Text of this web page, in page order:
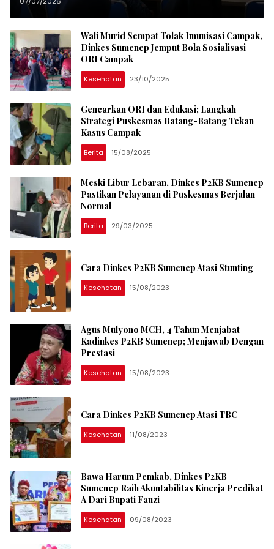
Nonggunong
Wali Murid Sempat Tolak Imunisasi Campak,
Dinkes Sumenep Jemput Bola Sosialisasi
ORI Campak
Kesehatan 23/10/2025
Gencarkan ORI dan Edukasi; Langkah
Strategi Puskesmas Batang-Batang Tekan
Kasus Campak
Berita 15/08/2025
Meski Libur Lebaran, Dinkes P2KB Sumenep
Pastikan Pelayanan di Puskesmas Berjalan
Normal
Berita 29/03/2025
Cara Dinkes P2KB Sumenep Atasi Stunting
Kesehatan 15/08/2023
Agus Mulyono MCH, 4 Tahun Menjabat
Kadinkes P2KB Sumenep; Menjawab Dengan
Prestasi
Kesehatan 15/08/2023
Cara Dinkes P2KB Sumenep Atasi TBC
Kesehatan 11/08/2023
Bawa Harum Pemkab, Dinkes P2KB
Sumenep Raih Akuntabilitas Kinerja Predikat
A Dari Bupati Fauzi
Kesehatan 09/08/2023